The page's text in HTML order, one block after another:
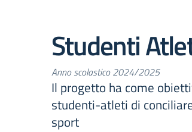
Studenti
Anno scolastico 2024/2025
Il progetto ha come
studenti-atleti di
sport